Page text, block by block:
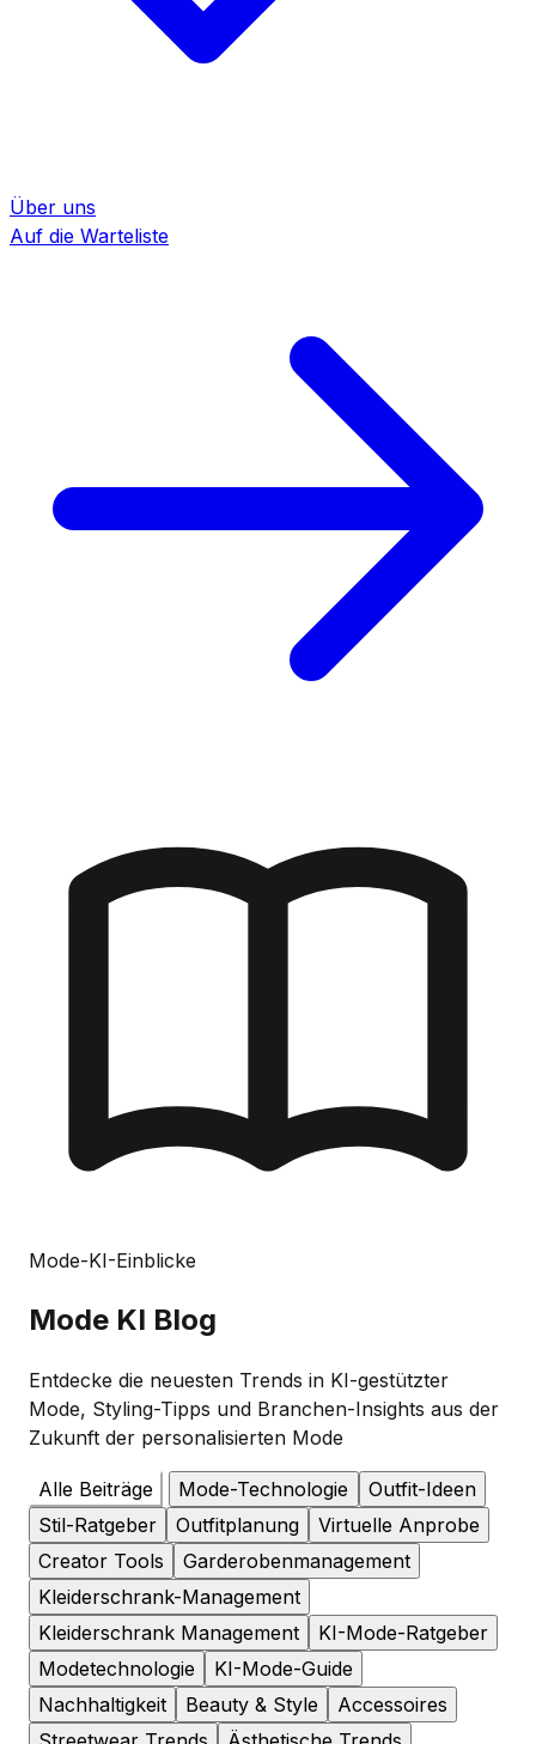
Über uns
Auf die Warteliste
Mode-KI-Einblicke
Mode KI Blog
Entdecke die neuesten Trends in KI-gestützter
Mode, Styling-Tipps und Branchen-Insights aus der
Zukunft der personalisierten Mode
Alle Beiträge Mode-Technologie
Outfit-Ideen
Stil-Ratgeber
Outfitplanung
Virtuelle Anprobe
Creator Tools
Garderobenmanagement
Kleiderschrank-Management
Kleiderschrank Management
KI-Mode-Ratgeber
Modetechnologie
KI-Mode-Guide
Nachhaltigkeit
Beauty & Style
Accessoires